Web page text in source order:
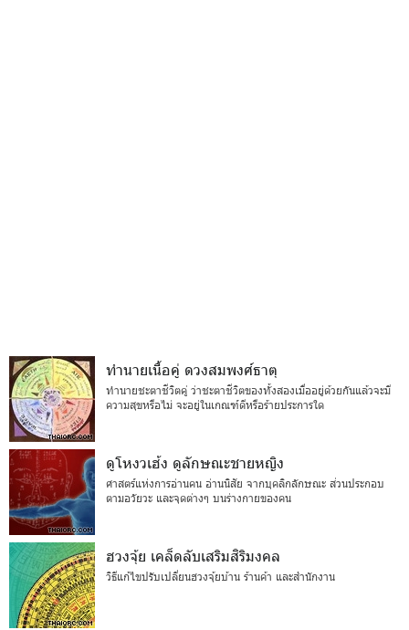
ทำนายเนื้อคู่ ดวงสมพงศ์ธาตุ
ทำนายชะตาชีวิตคู่ ว่าชะตาชีวิตของทั้งสองเมื่ออยู่ด้วยกันแล้วจะมี
ความสุขหรือไม่ จะอยู่ในเกณฑ์ดีหรือร้ายประการใด
ดูโหงวเฮ้ง ดูลักษณะชายหญิง
ศาสตร์แห่งการอ่านคน อ่านนิสัย จากบุคลิกลักษณะ ส่วนประกอบ
ตามอวัยวะ และจุดต่างๆ บนร่างกายของคน
ฮวงจุ้ย เคล็ดลับเสริมสิริมงคล
วิธีแก้ไขปรับเปลี่ยนฮวงจุ้ยบ้าน ร้านค้า และสำนักงาน